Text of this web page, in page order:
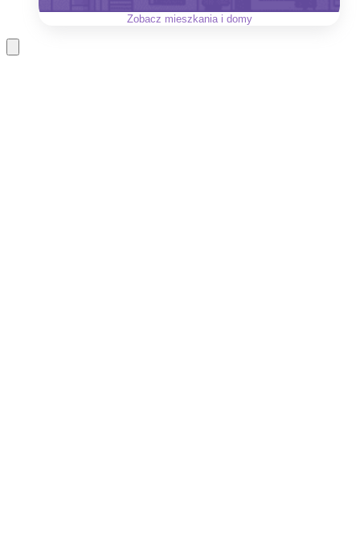
Zobacz mieszkania i domy